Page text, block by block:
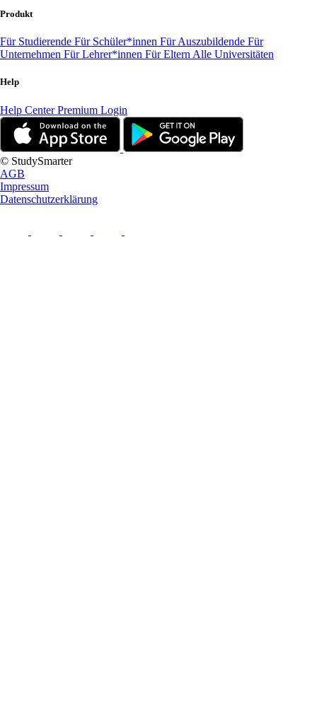
Produkt
Für Studierende Für Schüler*innen Für Auszubildende Für
Unternehmen Für Lehrer*innen Für Eltern Alle Universitäten
Help
Help CenterPremium Login
© StudySmarter
AGB
Impressum
Datenschutzerklärung